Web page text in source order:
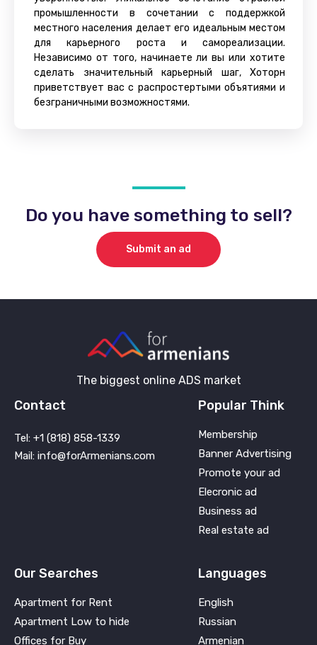
промышленности в сочетании с поддержкой
местного населения делает его идеальным местом
для карьерного роста и самореализации.
Независимо от того, начинаете ли вы или хотите
сделать значительный карьерный шаг, Хоторн
приветствует вас с распростертыми объятиями и
безграничными возможностями.
Do you have something to sell?
Submit an ad
The biggest online ADS market
Contact
Tel: +1 (818) 858-1339
Mail: info@forArmenians.com
Popular Think
Membership
Banner Advertising
Promote your ad
Elecronic ad
Business ad
Real estate ad
Our Searches
Apartment for Rent
Apartment Low to hide
Offices for Buy
Languages
English
Russian
Armenian